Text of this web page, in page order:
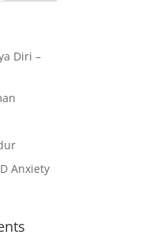
Diri –
Anxiety